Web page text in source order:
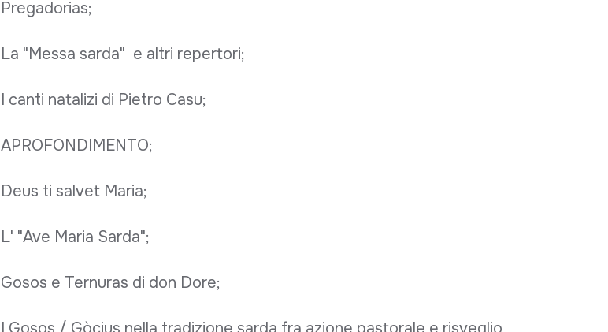
Pregadorias;
La "Messa sarda" e altri repertori;
I canti natalizi di Pietro Casu;
APROFONDIMENTO;
Deus ti salvet Maria;
L' "Ave Maria Sarda";
Gosos e Ternuras di don Dore;